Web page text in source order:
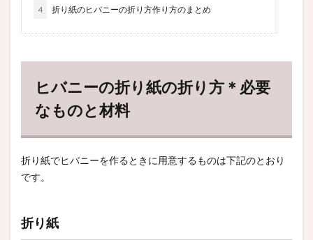
4 折り紙のヒバニーの折り方作り方のまとめ
ヒバニーの折り紙の折り方＊必要
なものと材料
折り紙でヒバニーを作るときに用意するものは下記のとおり
です。
折り紙